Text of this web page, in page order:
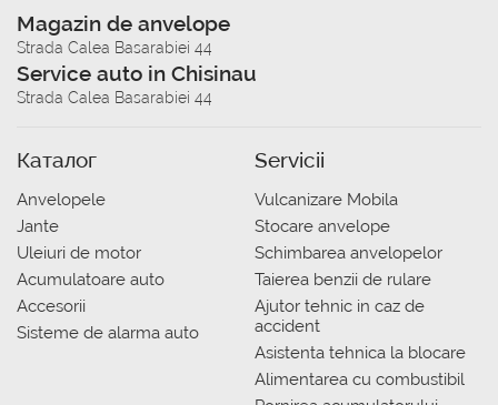
Magazin de anvelope
Strada Calea Basarabiei 44
Service auto in Chisinau
Strada Calea Basarabiei 44
Каталог
Anvelopele
Jante
Uleiuri de motor
Acumulatoare auto
Accesorii
Sisteme de alarma auto
Servicii
Vulcanizare Mobila
Stocare anvelope
Schimbarea anvelopelor
Taierea benzii de rulare
Ajutor tehnic in caz de
accident
Asistenta tehnica la blocare
Alimentarea cu combustibil